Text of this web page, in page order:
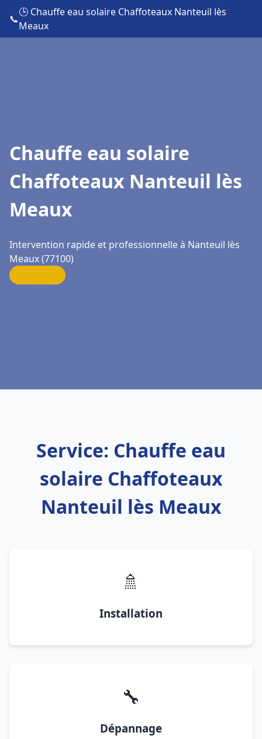
📞
🕒 Chauffe eau solaire Chaffoteaux Nanteuil lès
Meaux
Chauffe eau solaire
Chaffoteaux Nanteuil lès
Meaux
Intervention rapide et professionnelle à Nanteuil lès
Meaux (77100)
Service: Chauffe eau
solaire Chaffoteaux
Nanteuil lès Meaux
🚿
Installation
🔧
Dépannage